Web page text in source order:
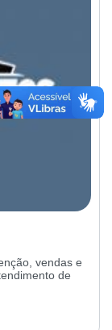
vendas e
de